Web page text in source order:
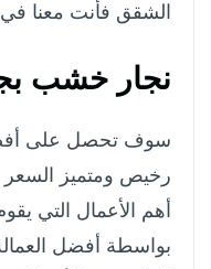
الشقق فأنت معنا
نجار خشب
سوف تحصل على
رخيص ومتميز السعر
أهم الأعمال التي
بواسطة أفضل